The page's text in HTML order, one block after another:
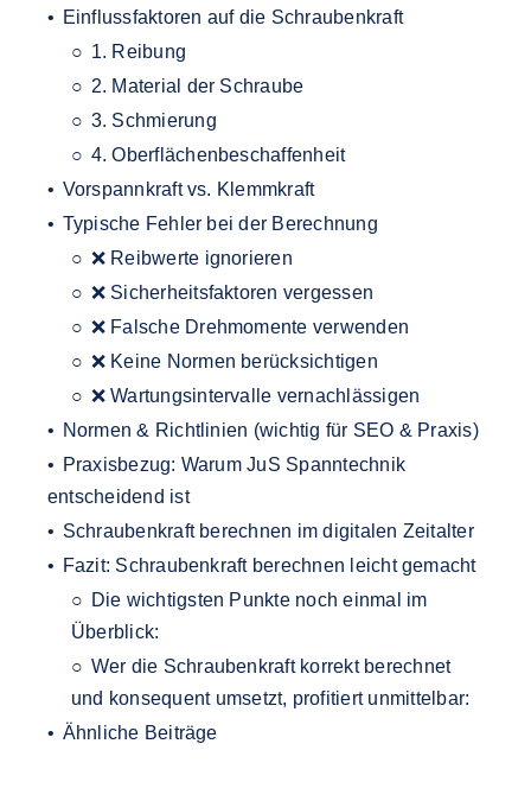
Einflussfaktoren auf die Schraubenkraft
1. Reibung
2. Material der Schraube
3. Schmierung
4. Oberflächenbeschaffenheit
Vorspannkraft vs. Klemmkraft
Typische Fehler bei der Berechnung
❌ Reibwerte ignorieren
❌ Sicherheitsfaktoren vergessen
❌ Falsche Drehmomente verwenden
❌ Keine Normen berücksichtigen
❌ Wartungsintervalle vernachlässigen
Normen & Richtlinien (wichtig für SEO & Praxis)
Praxisbezug: Warum JuS Spanntechnik
entscheidend ist
Schraubenkraft berechnen im digitalen Zeitalter
Fazit: Schraubenkraft berechnen leicht gemacht
Die wichtigsten Punkte noch einmal im
Überblick:
Wer die Schraubenkraft korrekt berechnet
und konsequent umsetzt, profitiert unmittelbar:
Ähnliche Beiträge